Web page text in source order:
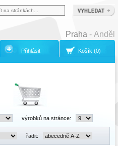
výrobků na stránce:
řadit:
Praha - Anděl
Košík (0)
Přihlásit